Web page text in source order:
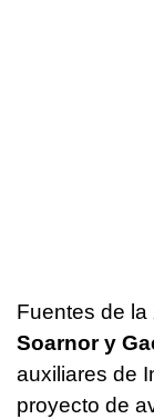
Fuentes de
Soarnor y
auxiliares de
proyecto de